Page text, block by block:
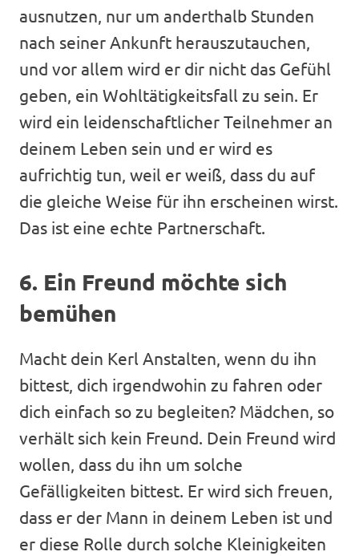
ausnutzen, nur um anderthalb Stunden
nach seiner Ankunft herauszutauchen,
und vor allem wird er dir nicht das Gefühl
geben, ein Wohltätigkeitsfall zu sein. Er
wird ein leidenschaftlicher Teilnehmer an
deinem Leben sein und er wird es
aufrichtig tun, weil er weiß, dass du auf
die gleiche Weise für ihn erscheinen wirst.
Das ist eine echte Partnerschaft.
6. Ein Freund möchte sich
bemühen
Macht dein Kerl Anstalten, wenn du ihn
bittest, dich irgendwohin zu fahren oder
dich einfach so zu begleiten? Mädchen, so
verhält sich kein Freund. Dein Freund wird
wollen, dass du ihn um solche
Gefälligkeiten bittest. Er wird sich freuen,
dass er der Mann in deinem Leben ist und
er diese Rolle durch solche Kleinigkeiten